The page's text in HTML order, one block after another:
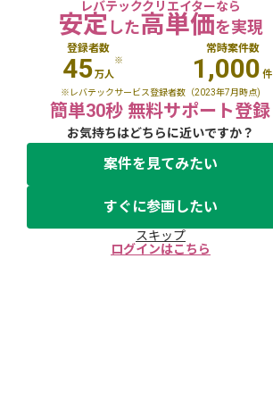
レバテッククリエイターなら
安定した高単価を実現
登録者数
45万人
※
常時案件数
1,000 件
※レバテックサービス登録者数（2023年7月時点)
簡単30秒 無料サポート登録
お気持ちはどちらに近いですか？
案件を見てみたい
すぐに参画したい
スキップ
ログインはこちら